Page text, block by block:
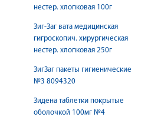
нестер. хлопковая 100г
Зиг-Заг вата медицинская
гигроскопич. хирургическая
нестер. хлопковая 250г
ЗигЗаг пакеты гигиенические
№3 8094320
Зидена таблетки покрытые
оболочкой 100мг №4